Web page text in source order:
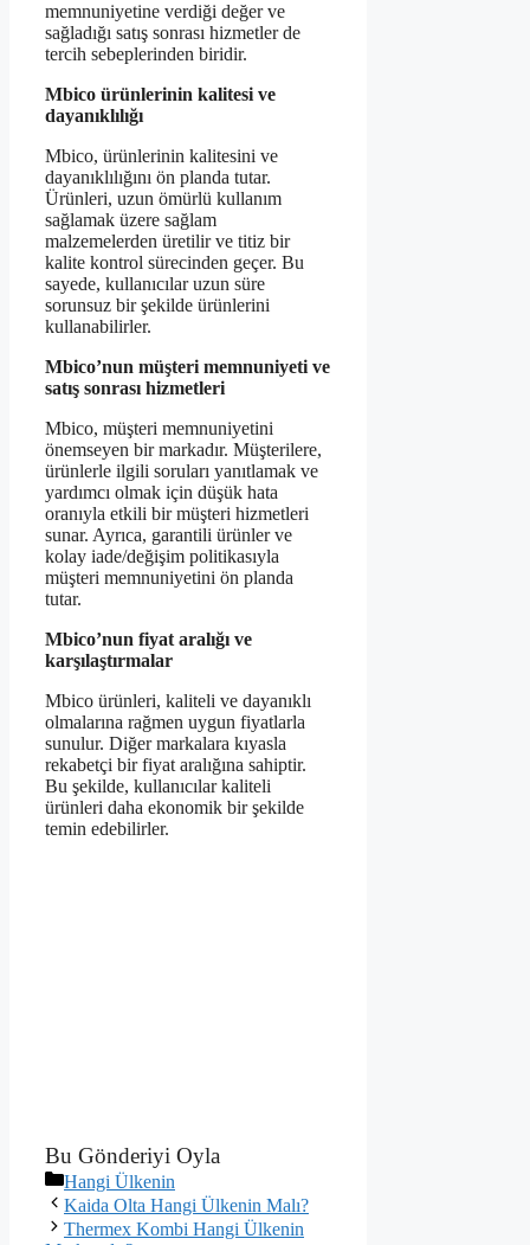
memnuniyetine verdiği değer ve
sağladığı satış sonrası hizmetler de
tercih sebeplerinden biridir.
Mbico ürünlerinin kalitesi ve
dayanıklılığı
Mbico, ürünlerinin kalitesini ve
dayanıklılığını ön planda tutar.
Ürünleri, uzun ömürlü kullanım
sağlamak üzere sağlam
malzemelerden üretilir ve titiz bir
kalite kontrol sürecinden geçer. Bu
sayede, kullanıcılar uzun süre
sorunsuz bir şekilde ürünlerini
kullanabilirler.
Mbico’nun müşteri memnuniyeti ve
satış sonrası hizmetleri
Mbico, müşteri memnuniyetini
önemseyen bir markadır. Müşterilere,
ürünlerle ilgili soruları yanıtlamak ve
yardımcı olmak için düşük hata
oranıyla etkili bir müşteri hizmetleri
sunar. Ayrıca, garantili ürünler ve
kolay iade/değişim politikasıyla
müşteri memnuniyetini ön planda
tutar.
Mbico’nun fiyat aralığı ve
karşılaştırmalar
Mbico ürünleri, kaliteli ve dayanıklı
olmalarına rağmen uygun fiyatlarla
sunulur. Diğer markalara kıyasla
rekabetçi bir fiyat aralığına sahiptir.
Bu şekilde, kullanıcılar kaliteli
ürünleri daha ekonomik bir şekilde
temin edebilirler.
Bu Gönderiyi Oyla
Kategoriler
Hangi Ülkenin
Kaida Olta Hangi Ülkenin Malı?
Thermex Kombi Hangi Ülkenin